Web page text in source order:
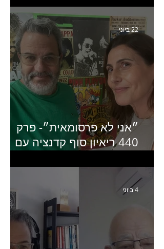
״אני לא פרסומאית״- פרק
440 ריאיון סוף קדנציה עם
מנכ״לית באומן בר ריבנאי
22 ביוני
4 ביוני